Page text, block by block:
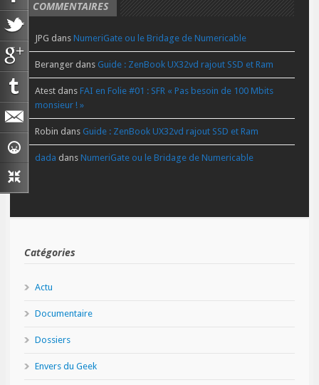
COMMENTAIRES
JPG dans NumeriGate ou le Bridage de Numericable
Beranger dans Guide : ZenBook UX32vd rajout SSD et Ram
Atest dans FAI en Folie #01 : SFR « Pas besoin de 100 Mbits
monsieur ! »
Robin dans Guide : ZenBook UX32vd rajout SSD et Ram
dada dans NumeriGate ou le Bridage de Numericable
Catégories
Actu
Documentaire
Dossiers
Envers du Geek